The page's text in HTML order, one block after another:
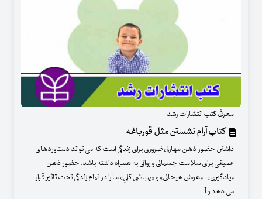
معرفی کتب انتشارات رشد
کتاب آرام نشستن مثل قورباغه
داشتن حضور ذهن مهارتی ضروری برای زندگی است که می تواند دستاوردهای
عمیقی برای سلامت جسمانی و روانی به همراه داشته باشد. حضور ذهن
«یادگیری» ، «هوش هیجانی» و «بهباشی کلیِ» ما را در تمام زندگی تحت تاثیر قرار
می دهد و آ